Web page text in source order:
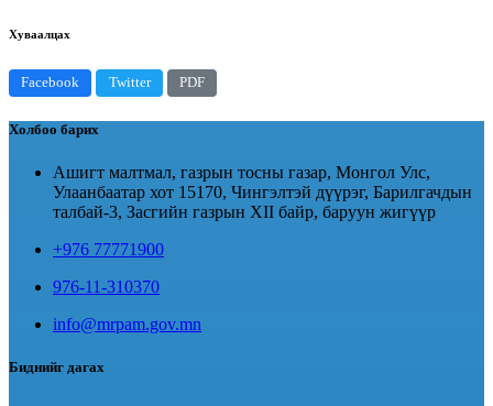
Хуваалцах
Facebook Twitter PDF
Холбоо барих
Ашигт малтмал, газрын тосны газар, Монгол Улс,
Улаанбаатар хот 15170, Чингэлтэй дүүрэг, Барилгачдын
талбай-3, Засгийн газрын XII байр, баруун жигүүр
+976 77771900
976-11-310370
info@mrpam.gov.mn
Биднийг дагах